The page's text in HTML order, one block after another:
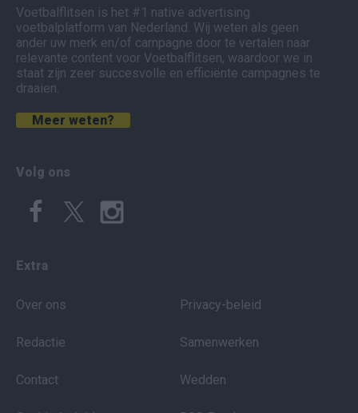
Voetbalflitsen is het #1 native advertising
voetbalplatform van Nederland. Wij weten als geen
ander uw merk en/of campagne door te vertalen naar
relevante content voor Voetbalflitsen, waardoor we in
staat zijn zeer succesvolle en efficiënte campagnes te
draaien.
Meer weten?
Volg ons
Extra
Over ons
Redactie
Contact
Privacy-beleid
Samenwerken
Wedden